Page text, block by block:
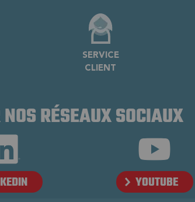
SERVICE
CLIENT
RÉSEAUX SOCIAUX
YOUTUBE